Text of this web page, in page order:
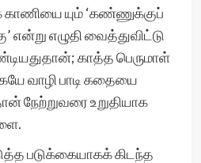
காணியை யும் ‘கண்ணுக்குப்
என்று எழுதி வைத்துவிட்டு
காத்த பெருமாள்
வாழி பாடி கதையை
நேற்றுவரை உறுதியாக
படுக்கையாகக் கிடந்த